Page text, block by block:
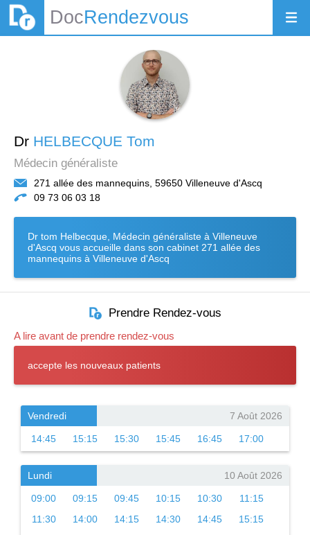
DocRendezvous
Dr HELBECQUE Tom
Médecin généraliste
271 allée des mannequins, 59650 Villeneuve d'Ascq
09 73 06 03 18
Dr tom Helbecque, Médecin généraliste à Villeneuve
d'Ascq vous accueille dans son cabinet 271 allée des
mannequins à Villeneuve d'Ascq
Prendre Rendez-vous
A lire avant de prendre rendez-vous
accepte les nouveaux patients
Vendredi 7 Août 2026
14:45 15:15 15:30 15:45 16:45 17:00
Lundi 10 Août 2026
09:00 09:15 09:45 10:15 10:30
11:15
11:30
14:00 14:15 14:30 14:45
15:15